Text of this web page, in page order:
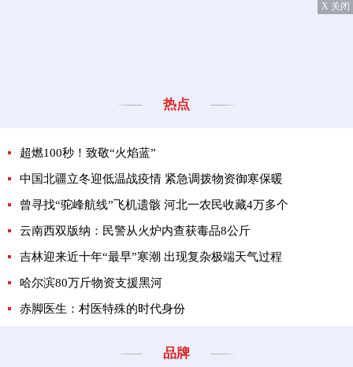
X 关闭
热点
超燃100秒！致敬“火焰蓝”
中国北疆立冬迎低温战疫情 紧急调拨物资御寒保暖
曾寻找“驼峰航线”飞机遗骸 河北一农民收藏4万多个
云南西双版纳：民警从火炉内查获毒品8公斤
吉林迎来近十年“最早”寒潮 出现复杂极端天气过程
哈尔滨80万斤物资支援黑河
赤脚医生：村医特殊的时代身份
品牌